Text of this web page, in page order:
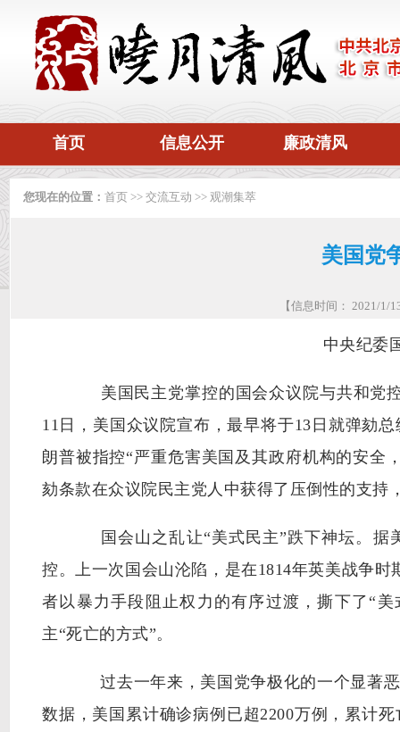
首页 信息公开 廉政清风
您现在的位置： 首页 >> 交流互动 >> 观潮集萃
美国党
【信息时间： 2021/
中央纪委
美国民主党掌控的国会众议院与共和党控
11日，美国众议院宣布，最早将于13日就弹劾
朗普被指控“严重危害美国及其政府机构的安全
劾条款在众议院民主党人中获得了压倒性的支
国会山之乱让“美式民主”跌下神坛。据
控。上一次国会山沦陷，是在1814年英美战争
者以暴力手段阻止权力的有序过渡，撕下了“
主“死亡的方式”。
过去一年来，美国党争极化的一个显著恶
数据，美国累计确诊病例已超2200万例，累计